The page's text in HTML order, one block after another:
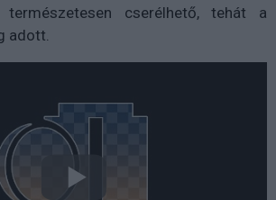
cserélhető, tehát a
adott.